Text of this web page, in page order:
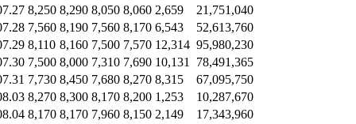
8,250 8,290 8,050 8,060 2,659
21,751,040
7,560 8,190 7,560 8,170 6,543
52,613,760
8,110 8,160 7,500 7,570 12,314 95,980,230
7,500 8,000 7,310 7,690 10,131
78,491,365
7,730 8,450 7,680 8,270 8,315
67,095,750
8,270 8,300 8,170 8,200 1,253
10,287,670
8,170 8,170 7,960 8,150 2,149
17,343,960